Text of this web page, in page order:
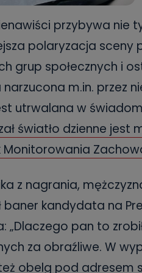
19 dostępu do
sprzeciwu
Do kiedy
Do czasu
Jakie
Państwa (lub
źródeł
adres
oraz partnerzy
Jak
Można to
przybywa nie
polaryzacja sceny
grup społecznych i
m.in. przez
utrwalana w
światło dzienne jest
Monitorowania
z nagrania,
baner kandydata na
„Dlaczego pan to
za obraźliwe. W
obelg pod adresem